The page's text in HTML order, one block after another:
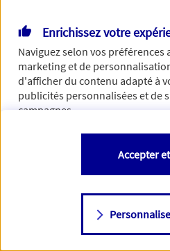
Enrichissez votre
Naviguez selon vos préférences
marketing et de
d'afficher du contenu adapté à
publicités personnalisées et de
campagnes.
Vous êtes libre de les accepter,
changer d'avis à tout moment en
Consulter notre politique de
Accepter